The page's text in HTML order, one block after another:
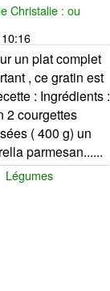
Christalie : ou
un plat complet
, ce gratin est
: Ingrédients :
2 courgettes
( 400 g) un
parmesan......
Légumes